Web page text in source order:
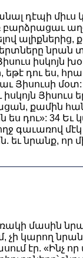
դէպի միւս
ալիքներից,
իսկոյն
դու ես,
Յիսուսի
իսկոյն
քամին
դու»: 34 Եւ
մէկ
եւ նրանք, որ
մասին
չի կարող
էր. «Ինչ